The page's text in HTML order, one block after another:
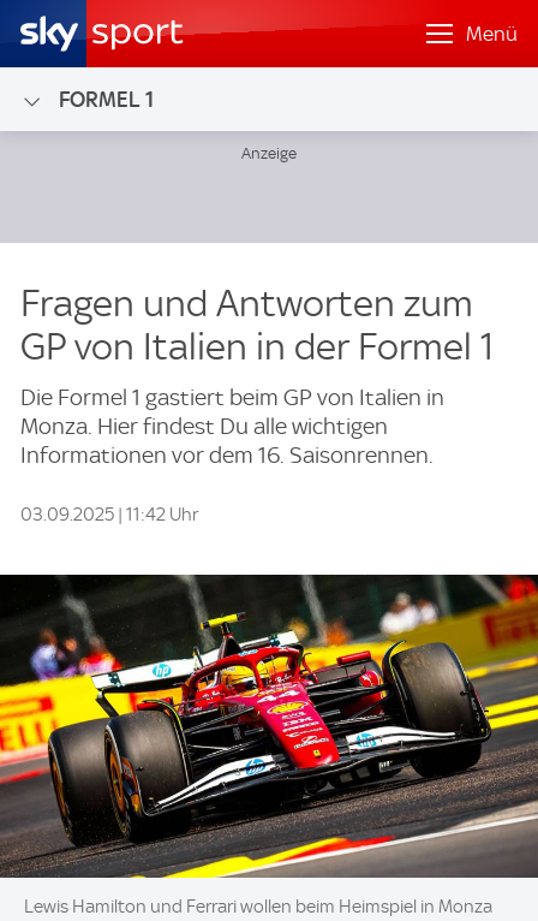
Menü
FORMEL 1
Fragen und Antworten zum
GP von Italien in der Formel 1
Die Formel 1 gastiert beim GP von Italien in
Monza. Hier findest Du alle wichtigen
Informationen vor dem 16. Saisonrennen.
03.09.2025 | 11:42 Uhr
Image:
Lewis Hamilton und Ferrari wollen beim Heimspiel in Monza